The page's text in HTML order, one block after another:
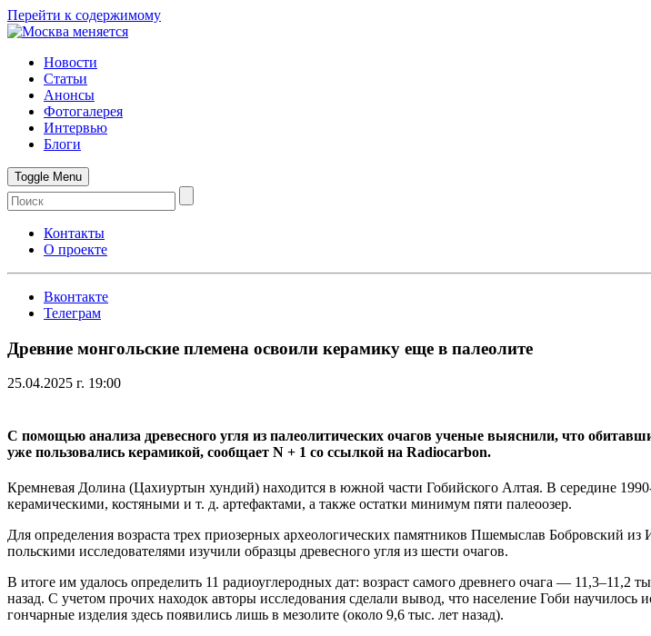
Перейти к содержимому
Новости
Статьи
Анонсы
Фотогалерея
Интервью
Блоги
Toggle Menu
Контакты
О проекте
Вконтакте
Телеграм
Древние монгольские племена освоили керамику еще в палеолите
25.04.2025 г. 19:00
С помощью анализа древесного угля из палеолитических очагов ученые выяснили, что
уже пользовались керамикой, сообщает N + 1 со ссылкой на Radiocarbon.
Кремневая Долина (Цахиуртын хундий) находится в южной части Гобийского Алтая. В середине
керамическими, костяными и т. д. артефактами, а также остатки минимум пяти палеоозер.
Для определения возраста трех приозерных археологических памятников Пшемыслав Бобровский
польскими исследователями изучили образцы древесного угля из шести очагов.
В итоге им удалось определить 11 радиоуглеродных дат: возраст самого древнего очага —
назад. С учетом прочих находок авторы исследования сделали вывод, что население Гоби научилось
гончарные изделия здесь появились лишь в мезолите (около 9,6 тыс. лет назад).